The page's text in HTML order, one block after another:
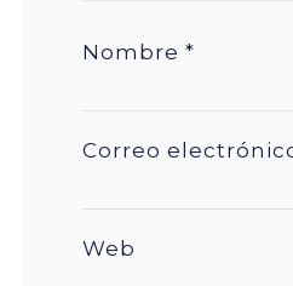
Nombre *
Correo
Web